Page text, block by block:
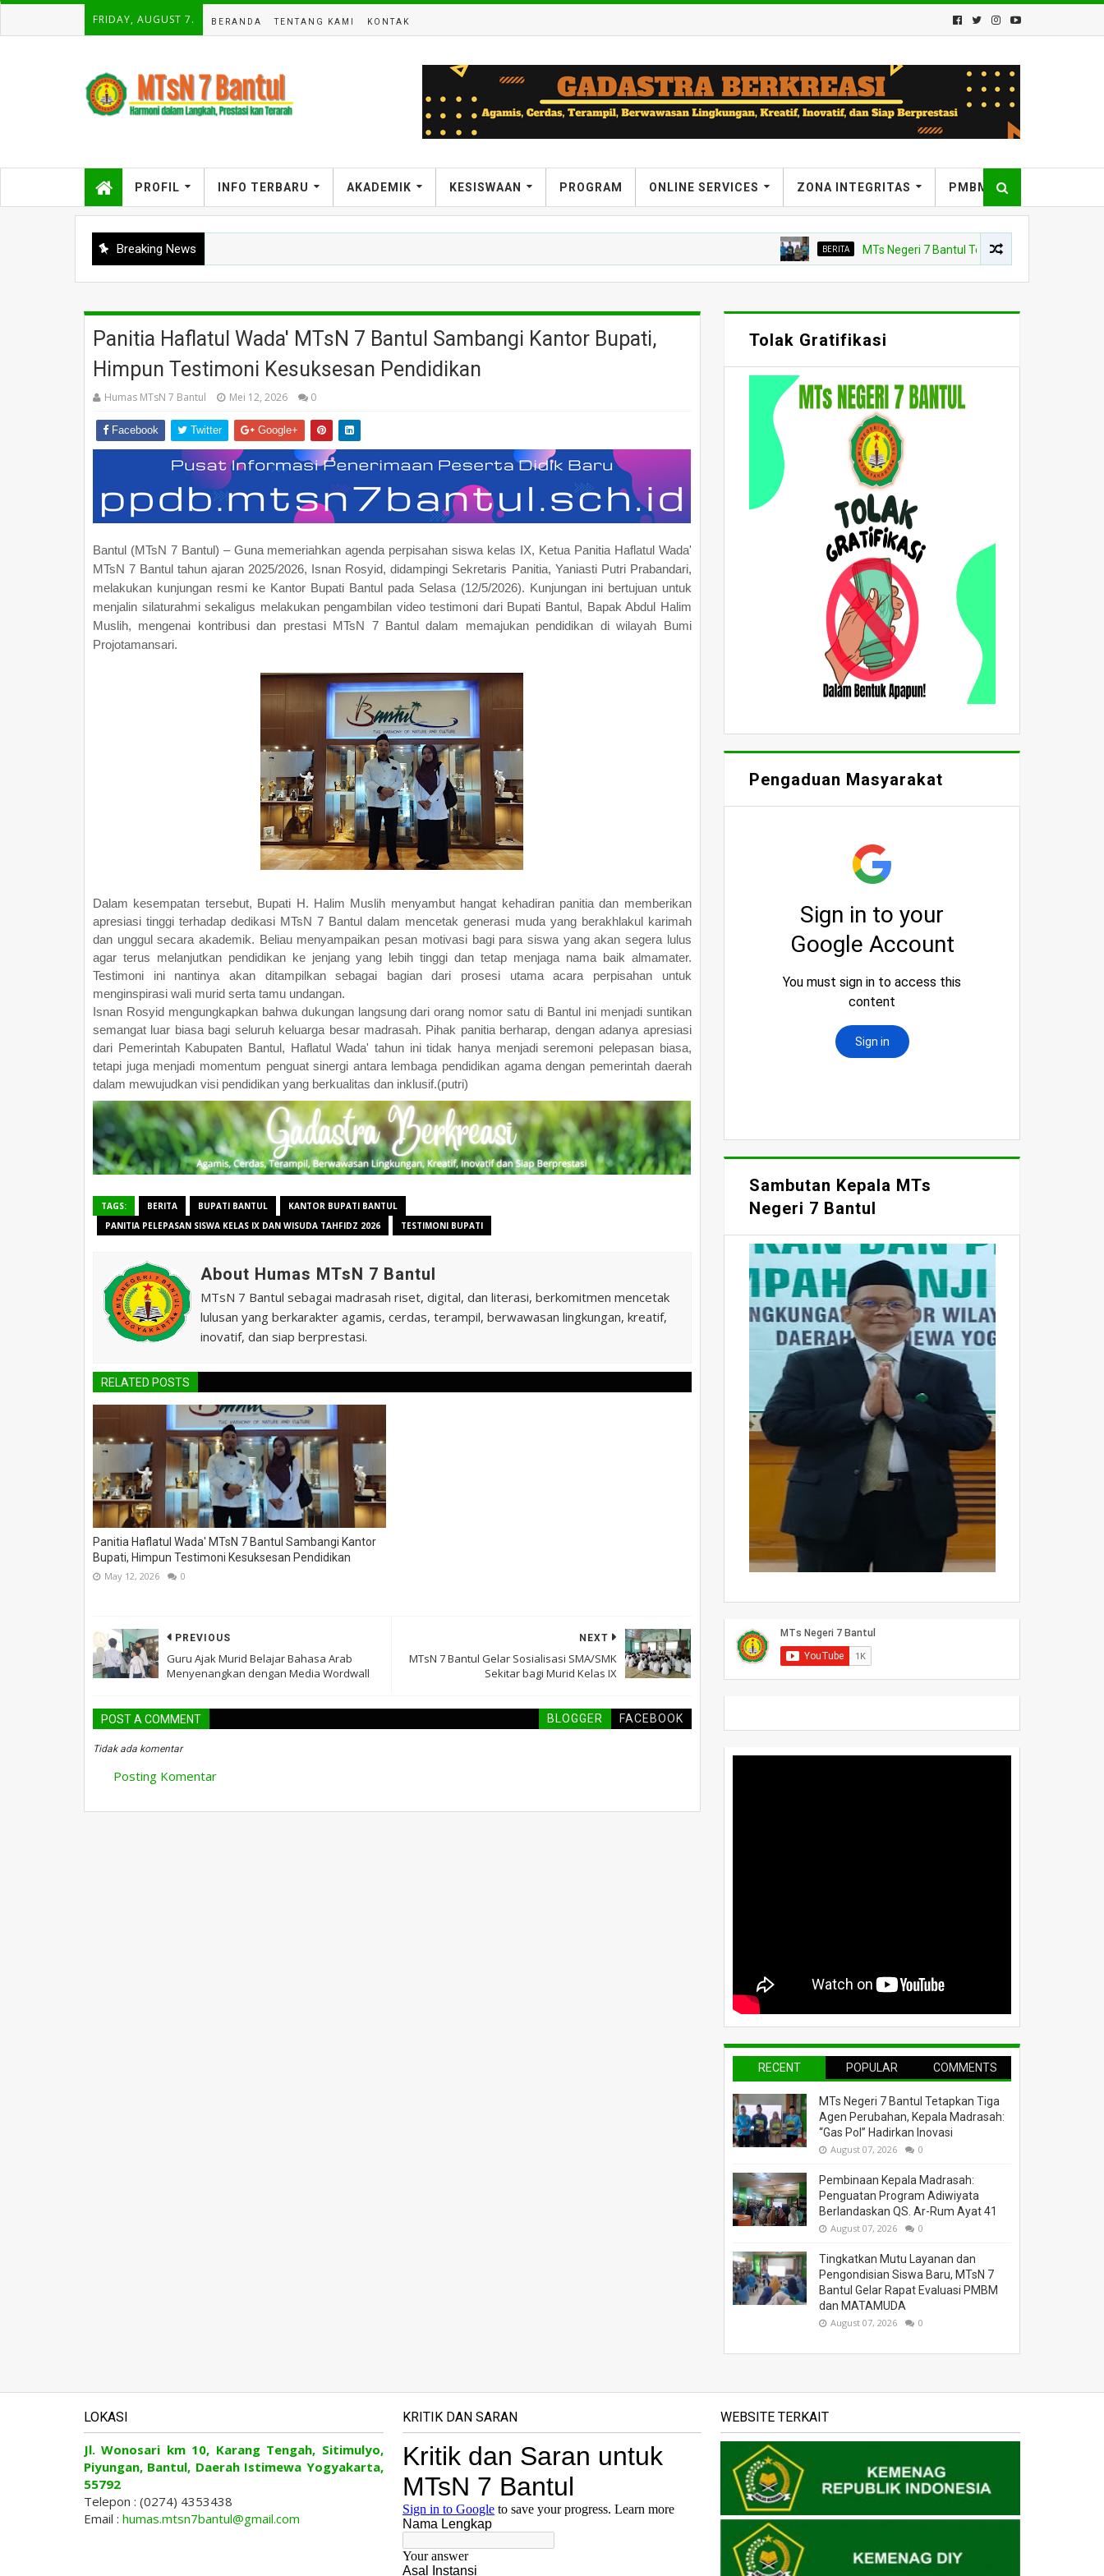
FRIDAY, AUGUST 7. BERANDA TENTANG KAMI KONTAK
PROFIL INFO TERBARU AKADEMIK KESISWAAN PROGRAM ONLINE SERVICES ZONA INTEGRITAS PMBM
Breaking News BERITA MTs Negeri 7 Bantul Tetapkan Tiga Agen Perubahan,
Panitia Haflatul Wada' MTsN 7 Bantul Sambangi Kantor Bupati,
Himpun Testimoni Kesuksesan Pendidikan
Humas MTsN 7 Bantul Mei 12, 2026 0
Facebook Twitter Google+
Bantul (MTsN 7 Bantul) – Guna memeriahkan agenda perpisahan siswa kelas IX, Ketua Panitia Haflatul Wada'
MTsN 7 Bantul tahun ajaran 2025/2026, Isnan Rosyid, didampingi Sekretaris Panitia, Yaniasti Putri Prabandari,
melakukan kunjungan resmi ke Kantor Bupati Bantul pada Selasa (12/5/2026). Kunjungan ini bertujuan untuk
menjalin silaturahmi sekaligus melakukan pengambilan video testimoni dari Bupati Bantul, Bapak Abdul Halim
Muslih, mengenai kontribusi dan prestasi MTsN 7 Bantul dalam memajukan pendidikan di wilayah Bumi
Projotamansari.
Dalam kesempatan tersebut, Bupati H. Halim Muslih menyambut hangat kehadiran panitia dan memberikan
apresiasi tinggi terhadap dedikasi MTsN 7 Bantul dalam mencetak generasi muda yang berakhlakul karimah
dan unggul secara akademik. Beliau menyampaikan pesan motivasi bagi para siswa yang akan segera lulus
agar terus melanjutkan pendidikan ke jenjang yang lebih tinggi dan tetap menjaga nama baik almamater.
Testimoni ini nantinya akan ditampilkan sebagai bagian dari prosesi utama acara perpisahan untuk
menginspirasi wali murid serta tamu undangan.
Isnan Rosyid mengungkapkan bahwa dukungan langsung dari orang nomor satu di Bantul ini menjadi suntikan
semangat luar biasa bagi seluruh keluarga besar madrasah. Pihak panitia berharap, dengan adanya apresiasi
dari Pemerintah Kabupaten Bantul, Haflatul Wada' tahun ini tidak hanya menjadi seremoni pelepasan biasa,
tetapi juga menjadi momentum penguat sinergi antara lembaga pendidikan agama dengan pemerintah daerah
dalam mewujudkan visi pendidikan yang berkualitas dan inklusif.(putri)
TAGS: BERITA BUPATI BANTUL
KANTOR BUPATI BANTUL
PANITIA PELEPASAN SISWA KELAS IX DAN WISUDA TAHFIDZ 2026
TESTIMONI BUPATI
About Humas MTsN 7 Bantul
MTsN 7 Bantul sebagai madrasah riset, digital, dan literasi, berkomitmen mencetak
lulusan yang berkarakter agamis, cerdas, terampil, berwawasan lingkungan, kreatif,
inovatif, dan siap berprestasi.
RELATED POSTS
Panitia Haflatul Wada' MTsN 7 Bantul Sambangi Kantor
Bupati, Himpun Testimoni Kesuksesan Pendidikan
May 12, 2026 0
NEXT
MTsN 7 Bantul Gelar Sosialisasi SMA/SMK
Sekitar bagi Murid Kelas IX
PREVIOUS
Guru Ajak Murid Belajar Bahasa Arab
Menyenangkan dengan Media Wordwall
POST A COMMENT BLOGGER FACEBOOK
Tidak ada komentar
Posting Komentar
Tolak Gratifikasi
Pengaduan Masyarakat
Sambutan Kepala MTs
Negeri 7 Bantul
RECENT POPULAR COMMENTS
MTs Negeri 7 Bantul Tetapkan Tiga
Agen Perubahan, Kepala Madrasah:
“Gas Pol” Hadirkan Inovasi
August 07, 2026 0
Pembinaan Kepala Madrasah:
Penguatan Program Adiwiyata
Berlandaskan QS. Ar-Rum Ayat 41
August 07, 2026 0
Tingkatkan Mutu Layanan dan
Pengondisian Siswa Baru, MTsN 7
Bantul Gelar Rapat Evaluasi PMBM
dan MATAMUDA
August 07, 2026 0
LOKASI
Jl. Wonosari km 10, Karang Tengah, Sitimulyo,
Piyungan, Bantul, Daerah Istimewa Yogyakarta,
55792
Telepon : (0274) 4353438
Email : humas.mtsn7bantul@gmail.com
KRITIK DAN SARAN WEBSITE TERKAIT